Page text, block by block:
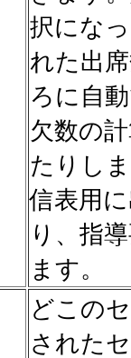
択にな
れた出
ろに自
欠数の
たりし
信表用
り、指
ます。
どこの
された